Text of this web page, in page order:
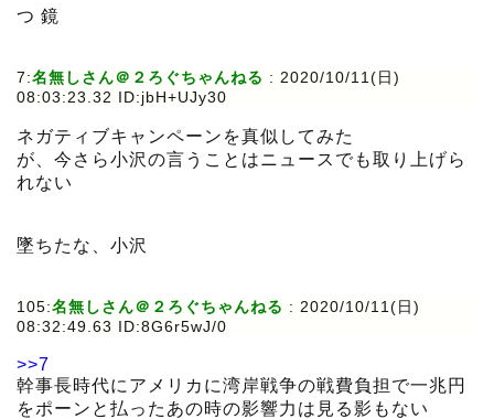
つ 鏡
7:名無しさん＠２ろぐちゃんねる : 2020/10/11(日)
08:03:23.32 ID:jbH+UJy30
ネガティブキャンペーンを真似してみた
が、今さら小沢の言うことはニュースでも取り上げら
れない
墜ちたな、小沢
105:名無しさん＠２ろぐちゃんねる : 2020/10/11(日)
08:32:49.63 ID:8G6r5wJ/0
>>7
幹事長時代にアメリカに湾岸戦争の戦費負担で一兆円
をポーンと払ったあの時の影響力は見る影もない